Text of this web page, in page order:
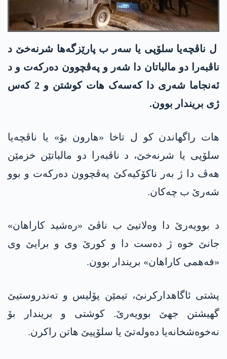
ل ناڤچەیا سلۆپی یا سەر ب پارێزگەھا شرنەخێ د
ناڤبەرا دو مالباتان دا شەر و پەڤچوون دەرکەت و د
ئەنجاما شەری دا کەسەک ھات کوشتن و 2 کەس
ژی بریندار بوون.
ھات راگھاندن کو ل تاخا «ھارون بۆ» یا ناڤچەیا
سلۆپی یا شرنەخێ، د ناڤبەرا دو مالباتێن خزمێن
ھەڤ دا ژ بەر ناکۆکیەکێ پەڤچوون دەرکەت و بوو
شەرێ ب چەکان.
د بوویەرێ دا وەلاتیێ ب ناڤێ «رەشید کاراھان»
جانێ خوە ژ دەست دا و کورێ وی و برایێ وی
«فەھمی کاراھان» بریندار بوون.
پشتی ئاگاھدارکرنێ، تیمێن پۆلیس و تەندروستیێ
گھیشتن جھێ بوویەرێ. کوشتی و بریندار بۆ
نەخوەشخانەیا دەولەتێ یا سلۆپیێ ھاتن راکرن.